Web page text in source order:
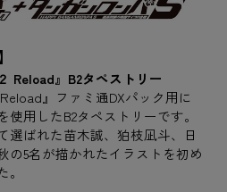
Reload』B2タペストリー
』ファミ通DXパック用に
用したB2タペストリーです。
選ばれた苗木誠、狛枝凪斗、日
の5名が描かれたイラストを初め